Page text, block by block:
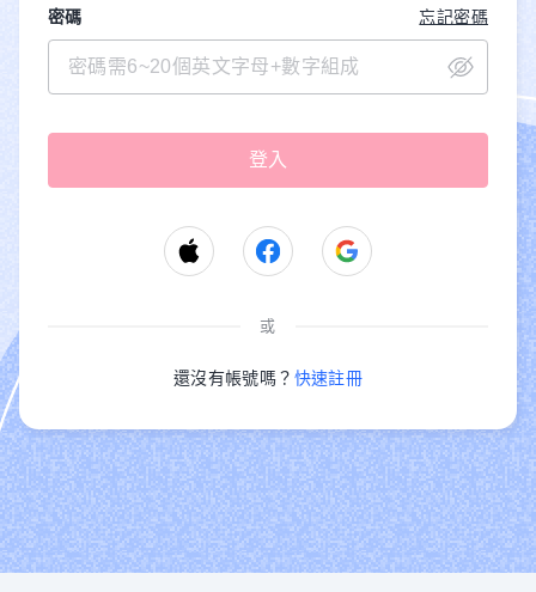
密碼 忘記密碼
或
還沒有帳號嗎？ 快速註冊